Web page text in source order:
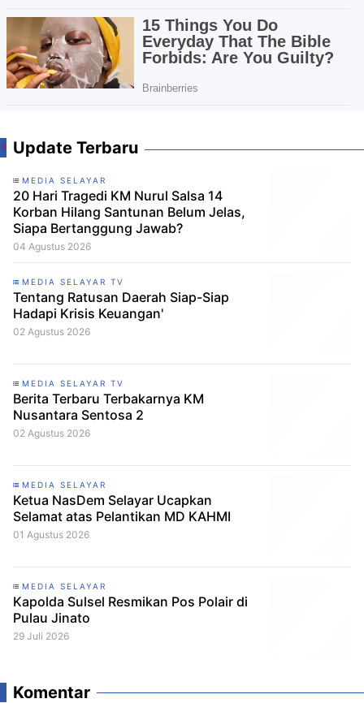
Update Terbaru
MEDIA SELAYAR
20 Hari Tragedi KM Nurul Salsa 14
Korban Hilang Santunan Belum Jelas,
Siapa Bertanggung Jawab?
04 Agustus 2026
MEDIA SELAYAR TV
Tentang Ratusan Daerah Siap-Siap
Hadapi Krisis Keuangan'
02 Agustus 2026
MEDIA SELAYAR TV
Berita Terbaru Terbakarnya KM
Nusantara Sentosa 2
02 Agustus 2026
MEDIA SELAYAR
Ketua NasDem Selayar Ucapkan
Selamat atas Pelantikan MD KAHMI
01 Agustus 2026
MEDIA SELAYAR
Kapolda Sulsel Resmikan Pos Polair di
Pulau Jinato
29 Juli 2026
Komentar